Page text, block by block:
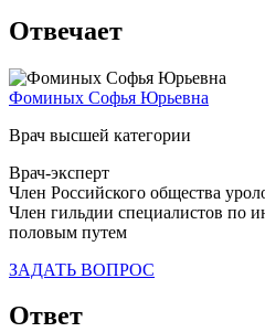
Отвечает
Фоминых Софья Юрьевна
Врач высшей категории
Врач-эксперт
Член Российского общества
Член гильдии специалистов по
половым путем
ЗАДАТЬ ВОПРОС
Ответ